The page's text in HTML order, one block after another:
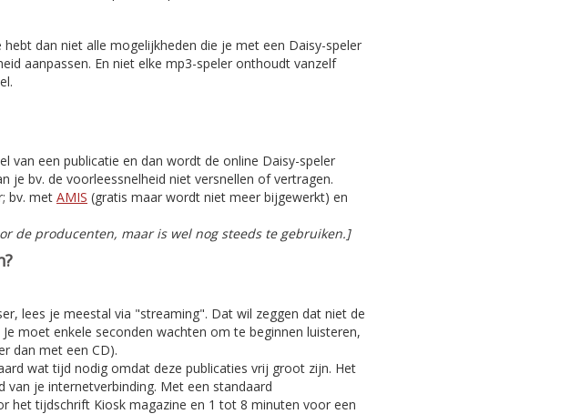
dan niet alle mogelijkheden die je met een Daisy-speler
aanpassen. En niet elke mp3-speler onthoudt vanzelf
van een publicatie en dan wordt de online Daisy-speler
je bv. de voorleessnelheid niet versnellen of vertragen.
bv. met AMIS (gratis maar wordt niet meer bijgewerkt) en
de producenten, maar is wel nog steeds te gebruiken.]
lees je meestal via "streaming". Dat wil zeggen dat niet de
moet enkele seconden wachten om te beginnen luisteren,
dan met een CD).
wat tijd nodig omdat deze publicaties vrij groot zijn. Het
je internetverbinding. Met een standaard
het tijdschrift Kiosk magazine en 1 tot 8 minuten voor een